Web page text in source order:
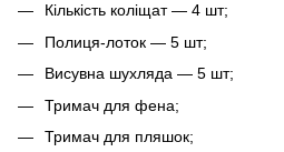
Кількість коліщат — 4 шт;
Полиця-лоток — 5 шт;
Висувна шухляда — 5 шт;
Тримач для фена;
Тримач для пляшок;